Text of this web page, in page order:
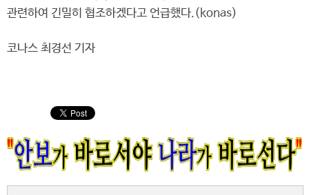
관련하여 긴밀히 협조하겠다고 언급했다.(konas)
코나스 최경선 기자